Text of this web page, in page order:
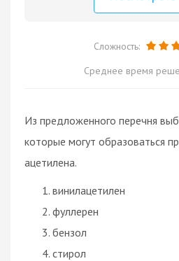
Сложность:
Среднее время
Из предложенного перечня
которые могут образоваться
ацетилена.
винилацетилен
фуллерен
бензол
стирол